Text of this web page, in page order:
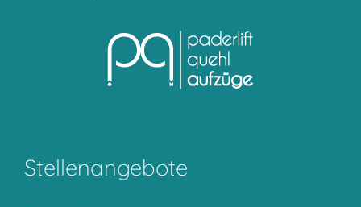
Stellenangebote